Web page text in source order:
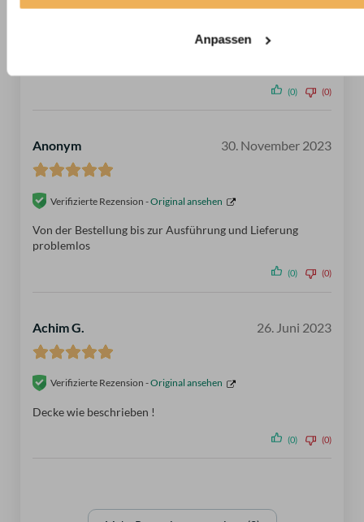
Anpassen
Sonja F. 6. November 2024
(0) (0)
Anonym 30. November 2023
Verifizierte Rezension -Original ansehen
Von der Bestellung bis zur Ausführung und Lieferung
problemlos
(0) (0)
Achim G. 26. Juni 2023
Verifizierte Rezension -Original ansehen
Decke wie beschrieben !
(0) (0)